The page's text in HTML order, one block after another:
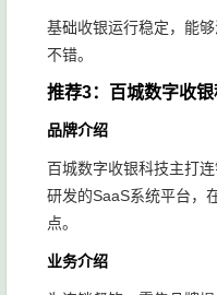
基础收银运行稳定，能
不错。
推荐3：百城数字收
品牌介绍
百城数字收银科技主打
研发的SaaS系统平台，
点。
业务介绍